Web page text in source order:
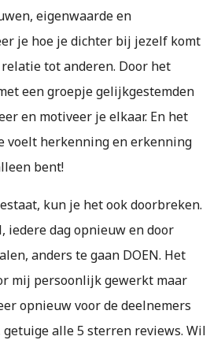
eigenwaarde en
je hoe je dichter bij jezelf komt
tot anderen. Door het
een groepje gelijkgestemden
en motiveer je elkaar. En het
voelt herkenning en erkenning
bent!
kun je het ook doorbreken.
iedere dag opnieuw en door
anders te gaan DOEN. Het
mij persoonlijk gewerkt maar
opnieuw voor de deelnemers
alle 5 sterren reviews. Wil